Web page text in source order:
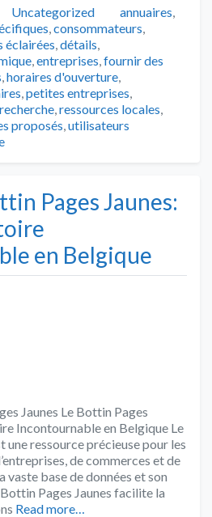
Catégories
Uncategorized Tags
annuaires,
,consommateurs,
éclairées,détails,
,entreprises,fournir des
,horaires d'ouverture,
,petites entreprises,
recherche,ressources locales,
proposés,utilisateurs
Pages Jaunes:
en Belgique
Jaunes Le Bottin Pages
Incontournable en Belgique Le
une ressource précieuse pour les
de commerces et de
vaste base de données et son
Pages Jaunes facilite la
Read more…